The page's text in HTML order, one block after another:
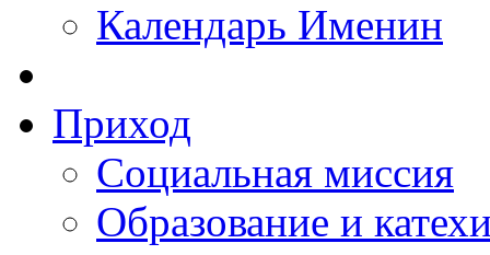
Календарь Именин
Приход
Социальная миссия
Образование и